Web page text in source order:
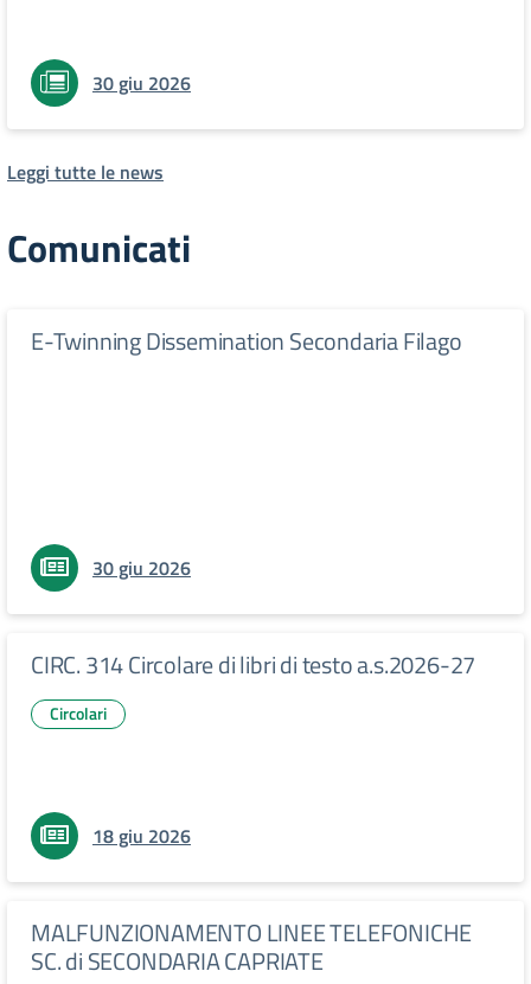
30 giu 2026
Leggi tutte le news
Comunicati
E-Twinning Dissemination Secondaria Filago
30 giu 2026
CIRC. 314 Circolare di libri di testo a.s.2026-27
Circolari
18 giu 2026
MALFUNZIONAMENTO LINEE TELEFONICHE
SC. di SECONDARIA CAPRIATE